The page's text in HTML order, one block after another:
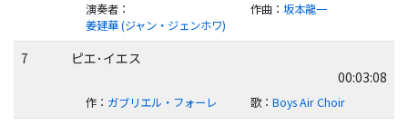
演奏者：
姜建華 (ジャン・ジェンホワ)
作曲： 坂本龍一
7
ピエ･イエス
00:03:08
作： ガブリエル・フォーレ 歌： Boys Air Choir